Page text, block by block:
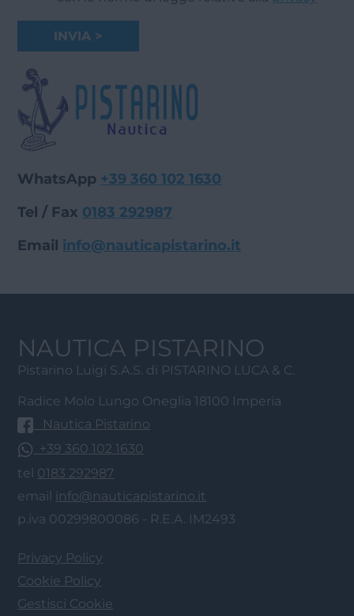
INVIA >
WhatsApp +39 360 102 1630
Tel / Fax 0183 292987
Email info@nauticapistarino.it
NAUTICA PISTARINO
Pistarino Luigi S.A.S. di PISTARINO LUCA & C.
Radice Molo Lungo Oneglia 18100 Imperia
Nautica Pistarino
+39 360 102 1630
tel 0183 292987
email info@nauticapistarino.it
p.iva 00299800086 - R.E.A. IM2493
Privacy Policy
Cookie Policy
Gestisci Cookie